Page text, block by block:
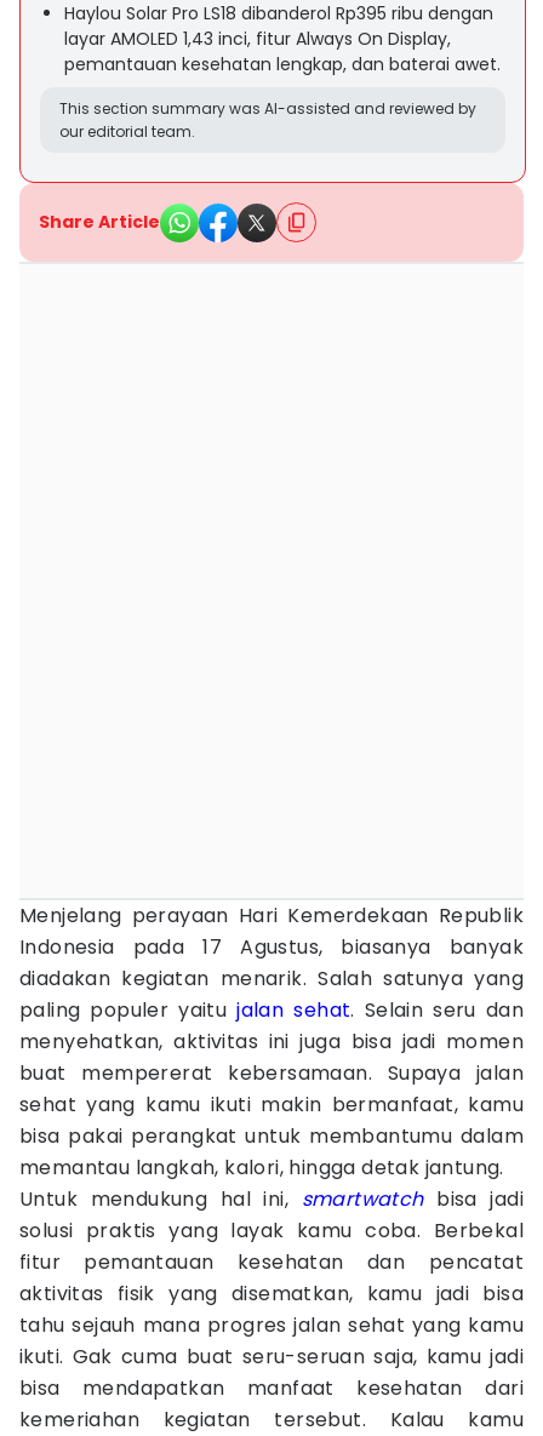
Haylou Solar Pro LS18 dibanderol Rp395 ribu dengan
layar AMOLED 1,43 inci, fitur Always On Display,
pemantauan kesehatan lengkap, dan baterai awet.
This section summary was AI-assisted and reviewed by
our editorial team.
Share Article
Menjelang perayaan Hari Kemerdekaan Republik
Indonesia pada 17 Agustus, biasanya banyak
diadakan kegiatan menarik. Salah satunya yang
paling populer yaitujalan sehat. Selain seru dan
menyehatkan, aktivitas ini juga bisa jadi momen
buat mempererat kebersamaan. Supaya jalan
sehat yang kamu ikuti makin bermanfaat, kamu
bisa pakai perangkat untuk membantumu dalam
memantau langkah, kalori, hingga detak jantung.
Untuk mendukung hal ini, smartwatch bisa jadi
solusi praktis yang layak kamu coba. Berbekal
fitur pemantauan kesehatan dan pencatat
aktivitas fisik yang disematkan, kamu jadi bisa
tahu sejauh mana progres jalan sehat yang kamu
ikuti. Gak cuma buat seru-seruan saja, kamu jadi
bisa mendapatkan manfaat kesehatan dari
kemeriahan kegiatan tersebut. Kalau kamu